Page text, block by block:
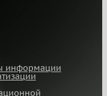
информации